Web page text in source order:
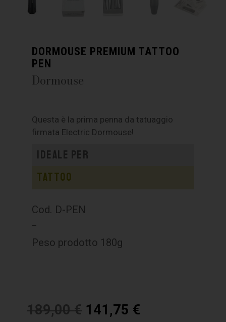
DORMOUSE PREMIUM TATTOO
PEN
Dormouse
Questa è la prima penna da tatuaggio
firmata Electric Dormouse!
Ideale per
Tattoo
Cod. D-PEN
–
Peso prodotto 180g
189,00€ 141,75 €